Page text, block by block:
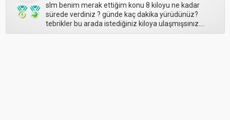
slm benim merak ettiğim konu 8 kiloyu ne kadar
sürede verdiniz ? günde kaç dakika yürüdünüz?
tebrikler bu arada istediğiniz kiloya ulaşmışsınız....